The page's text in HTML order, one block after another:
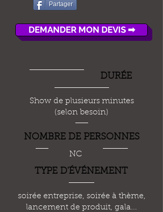
Partager
DEMANDER MON DEVIS ➡
DURÉE
Show de plusieurs minutes
(selon besoin)
NOMBRE DE PERSONNES
NC
TYPE D'ÉVÉNEMENT
soirée entreprise, soirée à thème,
lancement de produit, gala...